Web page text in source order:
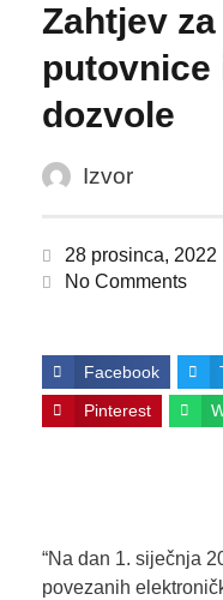
Zahtjev
putovnice
dozvole
Izvor
28 prosinca, 2022
No Comments
Facebook
Pinterest
“Na dan 1. siječnja
povezanih